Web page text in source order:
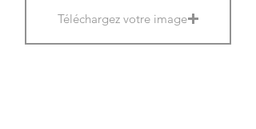
Téléchargez votre image